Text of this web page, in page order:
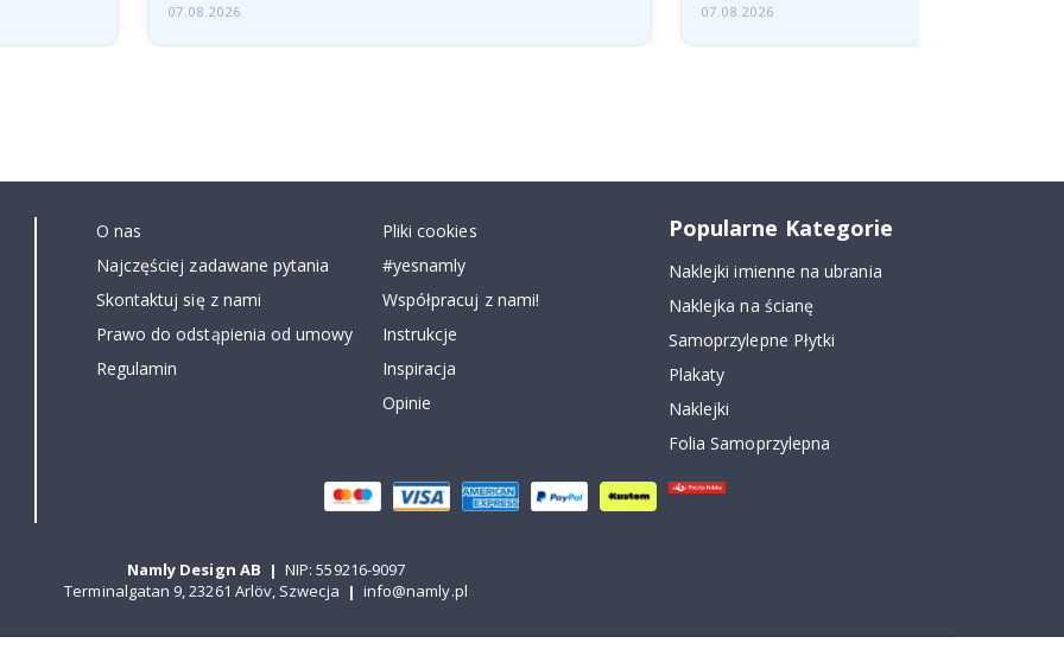
07.08.2026 07.08.2026
O nas
Najczęściej zadawane pytania
Skontaktuj się z nami
Prawo do odstąpienia od umowy
Regulamin
Pliki cookies
#yesnamly
Współpracuj z nami!
Instrukcje
Inspiracja
Opinie
Popularne Kategorie
Naklejki imienne na ubrania
Naklejka na ścianę
Samoprzylepne Płytki
Plakaty
Naklejki
Folia Samoprzylepna
Namly Design AB | NIP: 559216-9097
Terminalgatan 9, 23261 Arlöv, Szwecja | info@namly.pl